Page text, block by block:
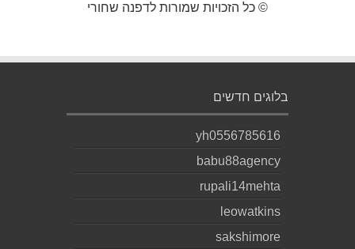
© כל הזכויות שמורות לדפנה שחורי
בלוגים חדשים
yh0556785616
babu88agency
rupali14mehta
leowatkins
sakshimore